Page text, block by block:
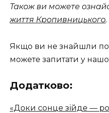
Також ви можете
життя Кропивницького.
Якщо ви не знайшли
можете запитати у
Додатково:
«Доки сонце зійде —